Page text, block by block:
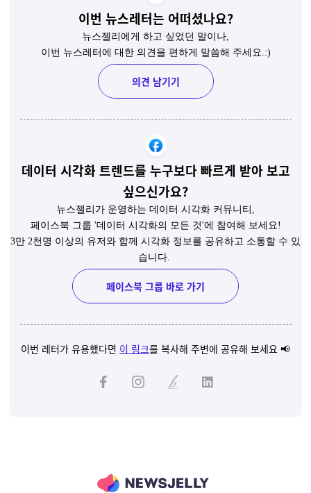
이번 뉴스레터는 어떠셨나요?
뉴스젤리에게 하고 싶었던 말이나,
이번 뉴스레터에 대한 의견을 편하게 말씀해 주세요.:)
의견 남기기
데이터 시각화 트렌드를 누구보다 빠르게 받아 보고
싶으신가요?
뉴스젤리가 운영하는 데이터 시각화 커뮤니티,
페이스북 그룹 '데이터 시각화의 모든 것'에 참여해 보세요!
3만 2천명 이상의 유저와 함께 시각화 정보를 공유하고 소통할 수 있
습니다.
페이스북 그룹 바로 가기
이번 레터가 유용했다면 이 링크를 복사해 주변에 공유해 보세요 📢